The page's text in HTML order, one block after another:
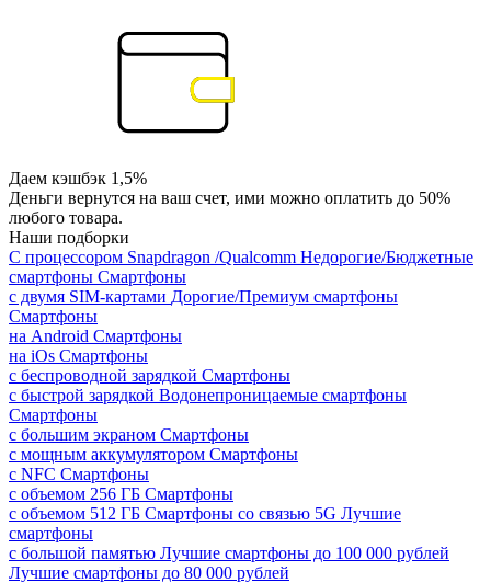
Даем кэшбэк 1,5%
Деньги вернутся на ваш счет, ими можно оплатить до 50%
любого товара.
Наши подборки
С процессором Snapdragon /Qualcomm Недорогие/Бюджетные
смартфоны Смартфоны
с двумя SIM-картами Дорогие/Премиум смартфоны
Смартфоны
на Android Смартфоны
на iOs Смартфоны
с беспроводной зарядкой Смартфоны
с быстрой зарядкой Водонепроницаемые смартфоны
Смартфоны
с большим экраном Смартфоны
с мощным аккумулятором Смартфоны
с NFC Смартфоны
с объемом 256 ГБ Смартфоны
с объемом 512 ГБ Смартфоны со связью 5G Лучшие
смартфоны
с большой памятью Лучшие смартфоны до 100 000 рублей
Лучшие смартфоны до 80 000 рублей